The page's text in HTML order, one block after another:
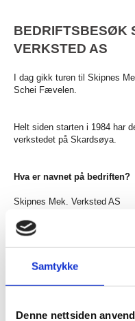
Samtykke
Denne nettsiden
BEDRIFTSBESØK
VERKSTED AS
I dag gikk turen til Skipnes
Schei Fævelen.
Helt siden starten i 1984 har
verkstedet på Skardsøya.
Hva er navnet på bedriften?
Skipnes Mek. Verksted AS
Hvor mange ansatte er dere?
Pr i dag er vi 4 ansatte.
Vi har ansatt en ny
av November